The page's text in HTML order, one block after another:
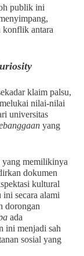
publik ini
konflik antara
klaim palsu,
nilai-nilai
universitas
yang
memilikinya
dokumen
kultural
secara alami
dorongan
ada
ini menjadi sah
sosial yang